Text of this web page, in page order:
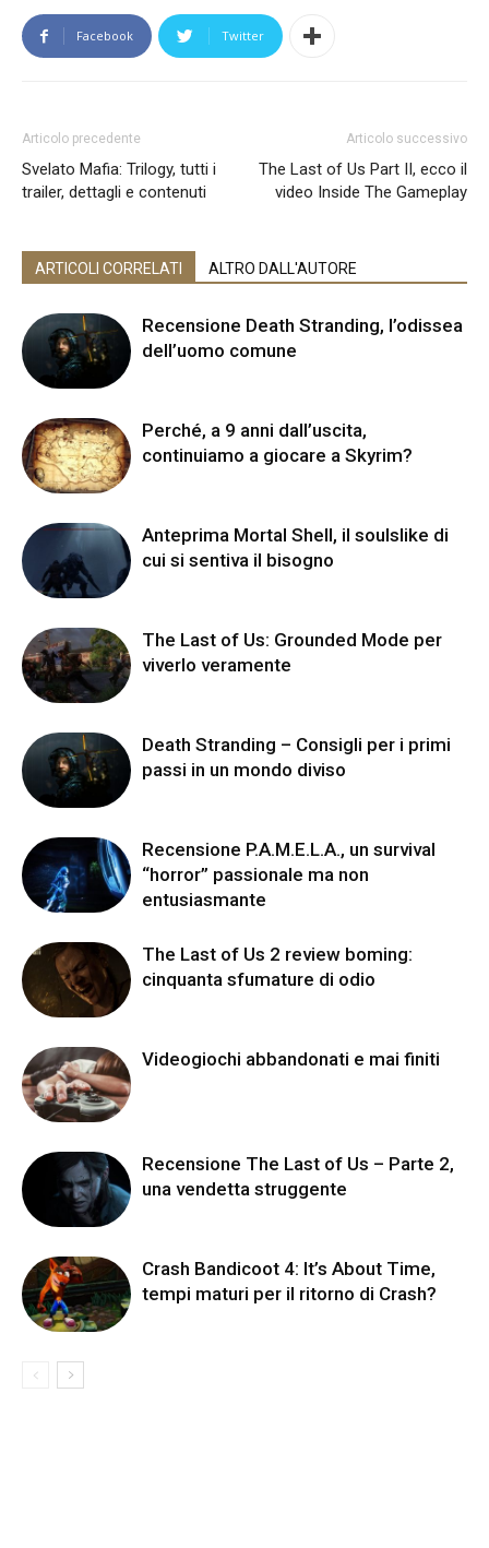
Facebook Twitter
Articolo precedente
Svelato Mafia: Trilogy, tutti i
trailer, dettagli e contenuti
Articolo successivo
The Last of Us Part II, ecco il
video Inside The Gameplay
ARTICOLI CORRELATI ALTRO DALL'AUTORE
Recensione Death Stranding, l’odissea
dell’uomo comune
Perché, a 9 anni dall’uscita,
continuiamo a giocare a Skyrim?
Anteprima Mortal Shell, il soulslike di
cui si sentiva il bisogno
The Last of Us: Grounded Mode per
viverlo veramente
Death Stranding – Consigli per i primi
passi in un mondo diviso
Recensione P.A.M.E.L.A., un survival
“horror” passionale ma non
entusiasmante
The Last of Us 2 review boming:
cinquanta sfumature di odio
Videogiochi abbandonati e mai finiti
Recensione The Last of Us – Parte 2,
una vendetta struggente
Crash Bandicoot 4: It’s About Time,
tempi maturi per il ritorno di Crash?